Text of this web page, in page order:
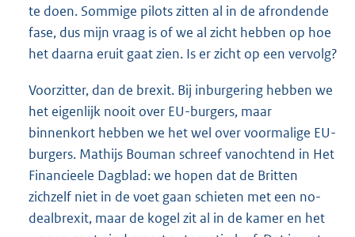
te doen. Sommige pilots zitten al in de afrondende
fase, dus mijn vraag is of we al zicht hebben op hoe
het daarna eruit gaat zien. Is er zicht op een vervolg?
Voorzitter, dan de brexit. Bij inburgering hebben we
het eigenlijk nooit over EU-burgers, maar
binnenkort hebben we het wel over voormalige EU-
burgers. Mathijs Bouman schreef vanochtend in Het
Financieele Dagblad: we hopen dat de Britten
zichzelf niet in de voet gaan schieten met een no-
dealbrexit, maar de kogel zit al in de kamer en het